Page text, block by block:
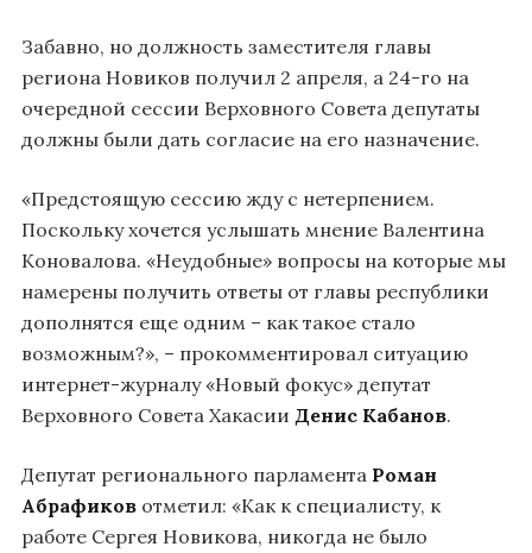
Забавно, но должность заместителя главы
региона Новиков получил 2 апреля, а 24-го на
очередной сессии Верховного Совета депутаты
должны были дать согласие на его назначение.
«Предстоящую сессию жду с нетерпением.
Поскольку хочется услышать мнение Валентина
Коновалова. «Неудобные» вопросы на которые мы
намерены получить ответы от главы республики
дополнятся еще одним – как такое стало
возможным?», – прокомментировал ситуацию
интернет-журналу «Новый фокус» депутат
Верховного Совета Хакасии Денис Кабанов.
Депутат регионального парламента Роман
Абрафиков отметил: «Как к специалисту, к
работе Сергея Новикова, никогда не было